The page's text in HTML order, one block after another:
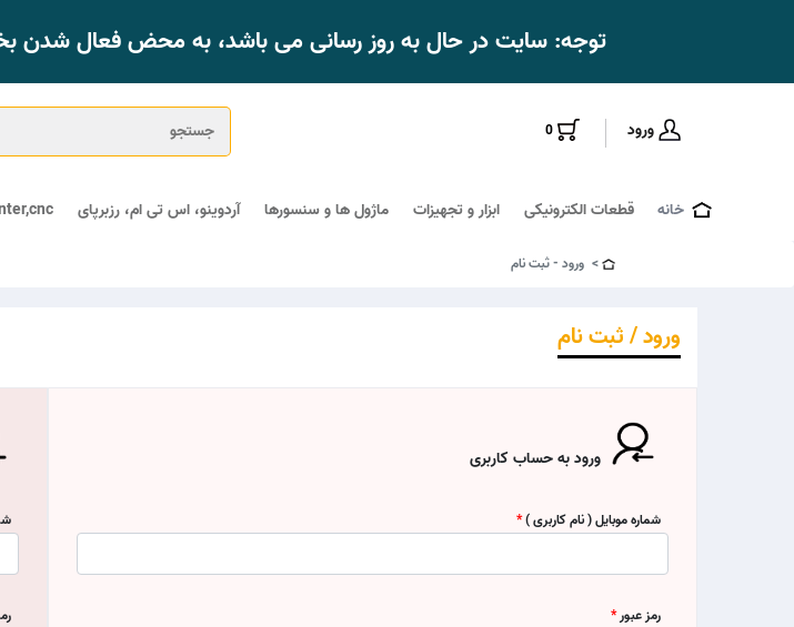
توجه: سایت در حال به روز رسانی می باشد، به محض فعال شدن
0 ورود
خانه قطعات الکترونیکی ابزار و تجهیزات ماژول ها و سنسورها آردوینو، اس تی ام، رزبرپای
ورود - ثبت نام
ورود / ثبت نام
ورود به حساب کاربری
شماره موبایل ( نام کاربری )
رمز عبور